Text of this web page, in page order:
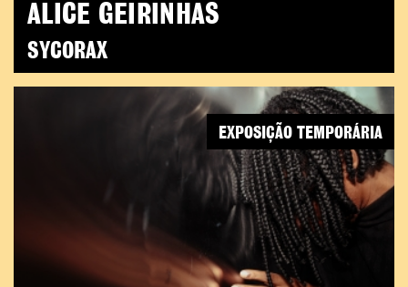
ALICE GEIRINHAS
SYCORAX
EXPOSIÇÃO TEMPORÁRIA